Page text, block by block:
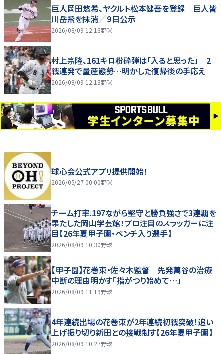
巨人岡田悠希、ヤクルト松本健吾を登録 巨人皆
川岳飛を抹消／９日公示
2026/08/09 12:13野球
村上宗隆、161キロ粉砕弾は「入ると思った」 2
戦連発で量産態勢…明かした復帰後の手応え
2026/08/09 12:13野球
球心会公式アプリ提供開始！
2026/05/27 00:00野球
チーム打率.197ながら堅守と勝負強さで3連覇を
果たした岡山学芸館！プロ注目のスラッガーに注
目【26年夏甲子園・ベンチ入り選手】
2026/08/09 10:30野球
【甲子園】花巻東・佐々木監督 先発萬谷の治療
中断の理由明かす「指がつり始めて…」
2026/08/09 11:19野球
4年連続出場の花巻東が2年連続初戦突破！追い
上げ振り切り新田との接戦制す【26年夏甲子園】
2026/08/09 10:27野球